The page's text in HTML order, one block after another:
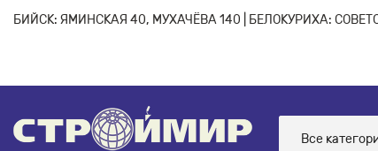
БИЙСК: ЯМИНСКАЯ 40, МУХАЧЁВА 140 | БЕЛОКУРИХА:
Все